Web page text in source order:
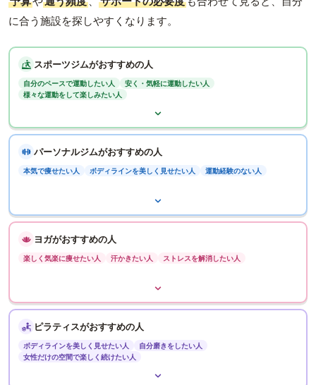
に合う施設を探しやすくなります。
スポーツジムがおすすめの人
自分のペースで運動したい人
安く・気軽に運動したい人
様々な運動をして楽しみたい人
パーソナルジムがおすすめの人
本気で痩せたい人 ボディラインを美しく見せたい人 運動経験のない人
ヨガがおすすめの人
楽しく気楽に痩せたい人 汗かきたい人 ストレスを解消したい人
ピラティスがおすすめの人
ボディラインを美しく見せたい人
自分磨きをしたい人
女性だけの空間で楽しく続けたい人